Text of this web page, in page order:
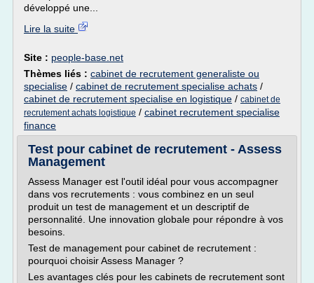
développé une...
Lire la suite
Site : people-base.net
Thèmes liés : cabinet de recrutement generaliste ou
specialise / cabinet de recrutement specialise achats /
cabinet de recrutement specialise en logistique / cabinet de
recrutement achats logistique / cabinet recrutement specialise
finance
Test pour cabinet de recrutement - Assess
Management
Assess Manager est l'outil idéal pour vous accompagner
dans vos recrutements : vous combinez en un seul
produit un test de management et un descriptif de
personnalité. Une innovation globale pour répondre à vos
besoins.
Test de management pour cabinet de recrutement :
pourquoi choisir Assess Manager ?
Les avantages clés pour les cabinets de recrutement sont